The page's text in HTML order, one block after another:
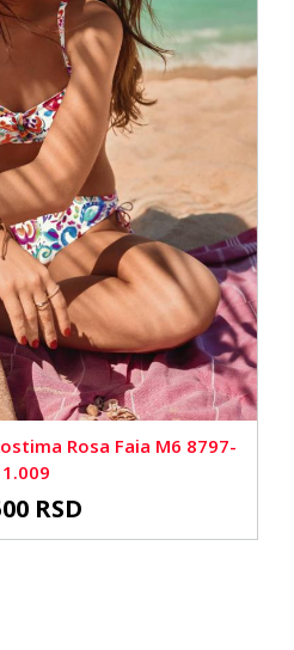
Rosa Faia M6 8797-
1.009
RSD